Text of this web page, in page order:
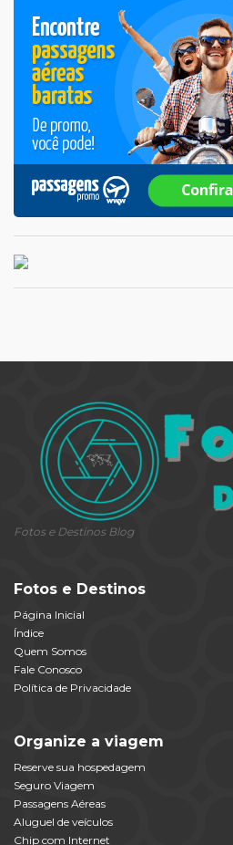
Fotos e Destinos Blog
Fotos e Destinos
Página Inicial
Índice
Quem Somos
Fale Conosco
Política de Privacidade
Organize a viagem
Reserve sua hospedagem
Seguro Viagem
Passagens Aéreas
Aluguel de veículos
Chip com Internet